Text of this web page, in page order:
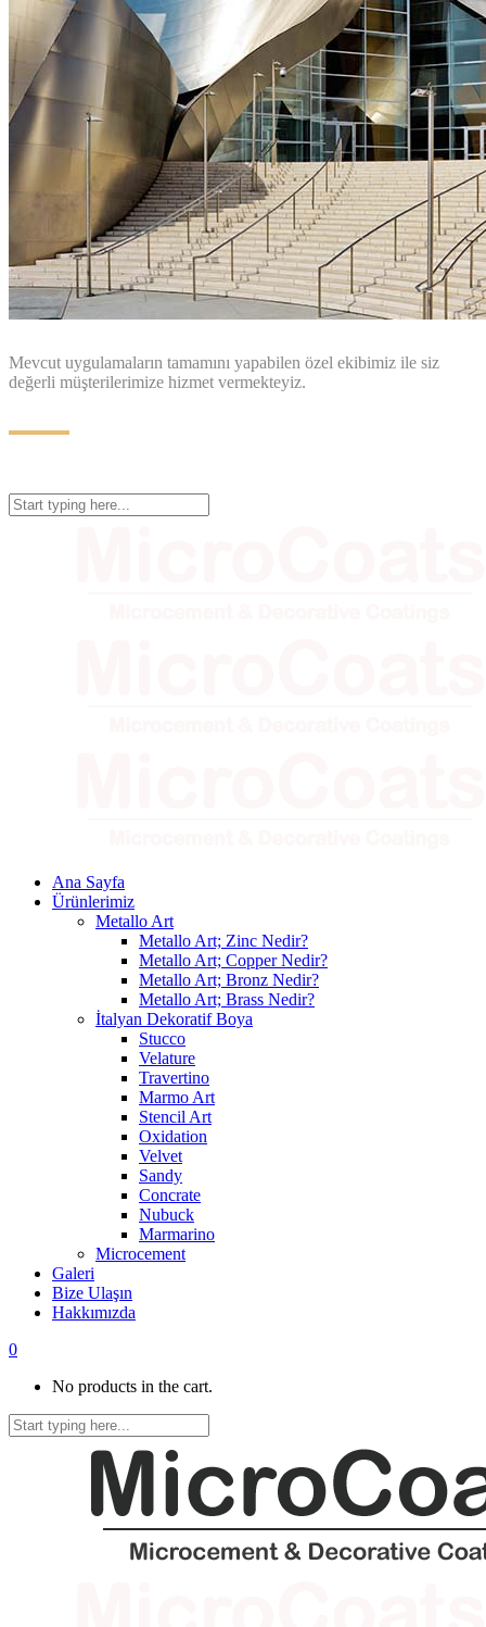
Mevcut uygulamaların tamamını yapabilen özel ekibimiz ile siz
değerli müşterilerimize hizmet vermekteyiz.
Ana Sayfa
Ürünlerimiz
Metallo Art
Metallo Art; Zinc Nedir?
Metallo Art; Copper Nedir?
Metallo Art; Bronz Nedir?
Metallo Art; Brass Nedir?
İtalyan Dekoratif Boya
Stucco
Velature
Travertino
Marmo Art
Stencil Art
Oxidation
Velvet
Sandy
Concrate
Nubuck
Marmarino
Microcement
Galeri
Bize Ulaşın
Hakkımızda
0
No products in the cart.